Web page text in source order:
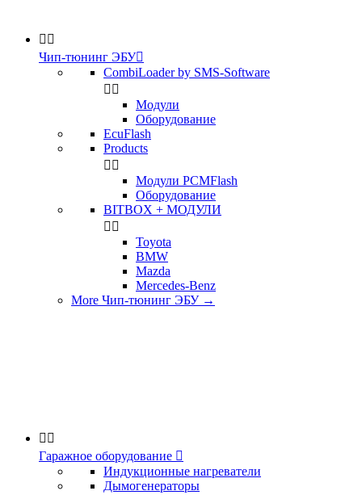
 
Чип-тюнинг ЭБУ
CombiLoader by SMS-Software
 
Модули
Оборудование
EcuFlash
Products
 
Модули PCMFlash
Оборудование
BITBOX + МОДУЛИ
 
Toyota
BMW
Mazda
Mercedes-Benz
More Чип-тюнинг ЭБУ →
 
Гаражное оборудование 
Индукционные нагреватели
Дымогенераторы